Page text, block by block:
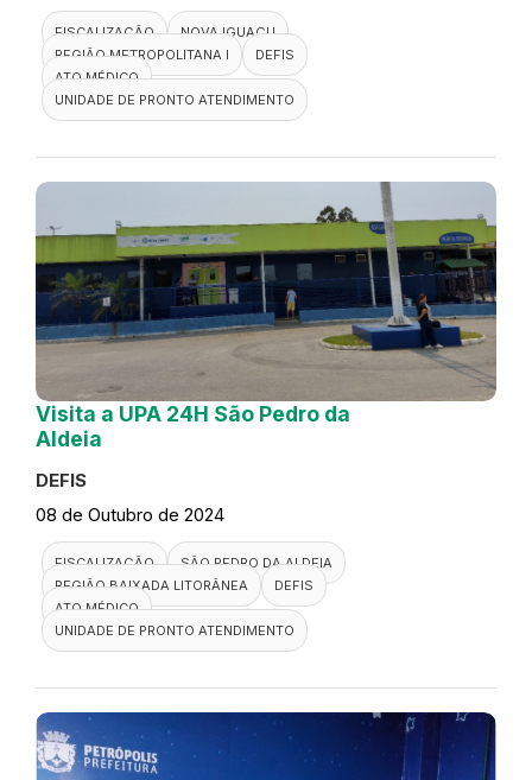
FISCALIZAÇÃO
NOVA IGUAÇU
REGIÃO METROPOLITANA I
DEFIS
ATO MÉDICO
UNIDADE DE PRONTO ATENDIMENTO
Visita a UPA 24H São Pedro da
Aldeia
DEFIS
08 de Outubro de 2024
FISCALIZAÇÃO
SÃO PEDRO DA ALDEIA
REGIÃO BAIXADA LITORÂNEA
DEFIS
ATO MÉDICO
UNIDADE DE PRONTO ATENDIMENTO